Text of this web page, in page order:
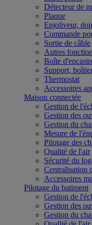
Détecteur de
Plaque
Enjoliveur,
Commande
Sortie de câble
Autres
Boîte
Support,
Thermostat
Accessoires
Maison connectée
Gestion de
Gestion des
Gestion du
Mesure de
Pilotage des
Qualité de l'air
Sécurité du
Centralisation
Accessoires
Pilotage du batiment
Gestion de
Gestion des
Gestion du